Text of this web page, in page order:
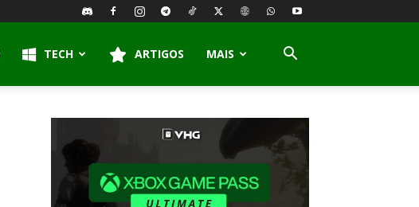
TECH ARTIGOS MAIS